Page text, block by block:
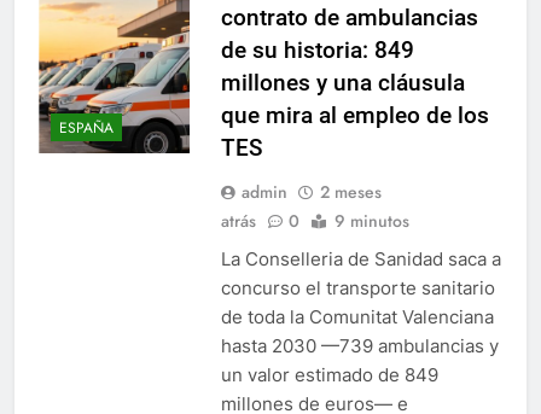
ESPAÑA
contrato de ambulancias
de su historia: 849
millones y una cláusula
que mira al empleo de los
TES
admin
2 meses
atrás
0 9 minutos
La Conselleria de Sanidad saca a
concurso el transporte sanitario
de toda la Comunitat Valenciana
hasta 2030 —739 ambulancias y
un valor estimado de 849
millones de euros— e